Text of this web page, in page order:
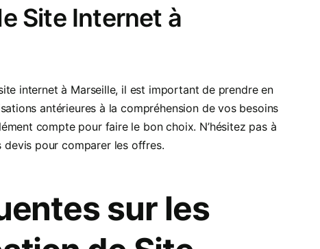
Site Internet à
internet à Marseille, il est important de prendre en
antérieures à la compréhension de vos besoins
compte pour faire le bon choix. N’hésitez pas à
devis pour comparer les offres.
sur les